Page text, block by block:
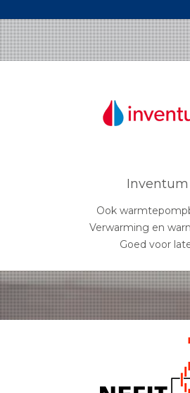
Inventum
Ook
Verwarming en
Goed voor